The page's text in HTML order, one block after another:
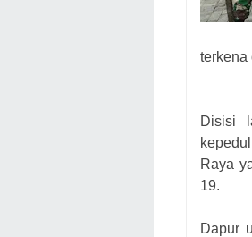
terkena
Disisi
Raya
19.
Dapur